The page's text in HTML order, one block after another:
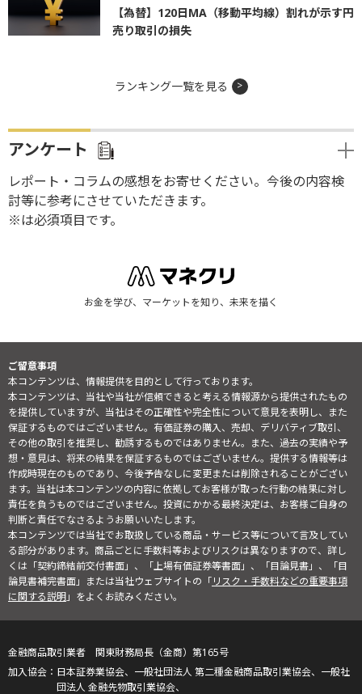
【為替】120日MA（移動平均線）割れが示す円
売り取引の損失
ランキング一覧を見る
アンケート
レポート・コラムの感想をお寄せください。今後の内容検
討等に参考にさせていただきます。
※は必須項目です。
お金を学び、マーケットを知り、未来を描く
ご留意事項
本コンテンツは、情報提供を目的として行っております。
本コンテンツは、当社や当社が信頼できると考える情報源から提供されたもの
を提供していますが、当社はその正確性や完全性について意見を表明し、また
保証するものではございません。有価証券の購入、売却、デリバティブ取引、
その他の取引を推奨し、勧誘するものではありません。また、過去の実績や予
想・意見は、将来の結果を保証するものではございません。提供する情報等は
作成時現在のものであり、今後予告なしに変更または削除されることがござい
ます。当社は本コンテンツの内容に依拠してお客様が取った行動の結果に対し
責任を負うものではございません。投資にかかる最終決定は、お客様ご自身の
判断と責任でなさるようお願いいたします。
本コンテンツでは当社でお取扱している商品・サービス等について言及してい
る部分があります。商品ごとに手数料等およびリスクは異なりますので、詳し
くは「契約締結前交付書面」、「上場有価証券等書面」、「目論見書」、「目
論見書補完書面」または当社ウェブサイトの「リスク・手数料などの重要事項
に関する説明」をよくお読みください。
金融商品取引業者 関東財務局長（金商）第165号
日本証券業協会、一般社団法人 第二種金融商品取引業協会、一般社
団法人 金融先物取引業協会、